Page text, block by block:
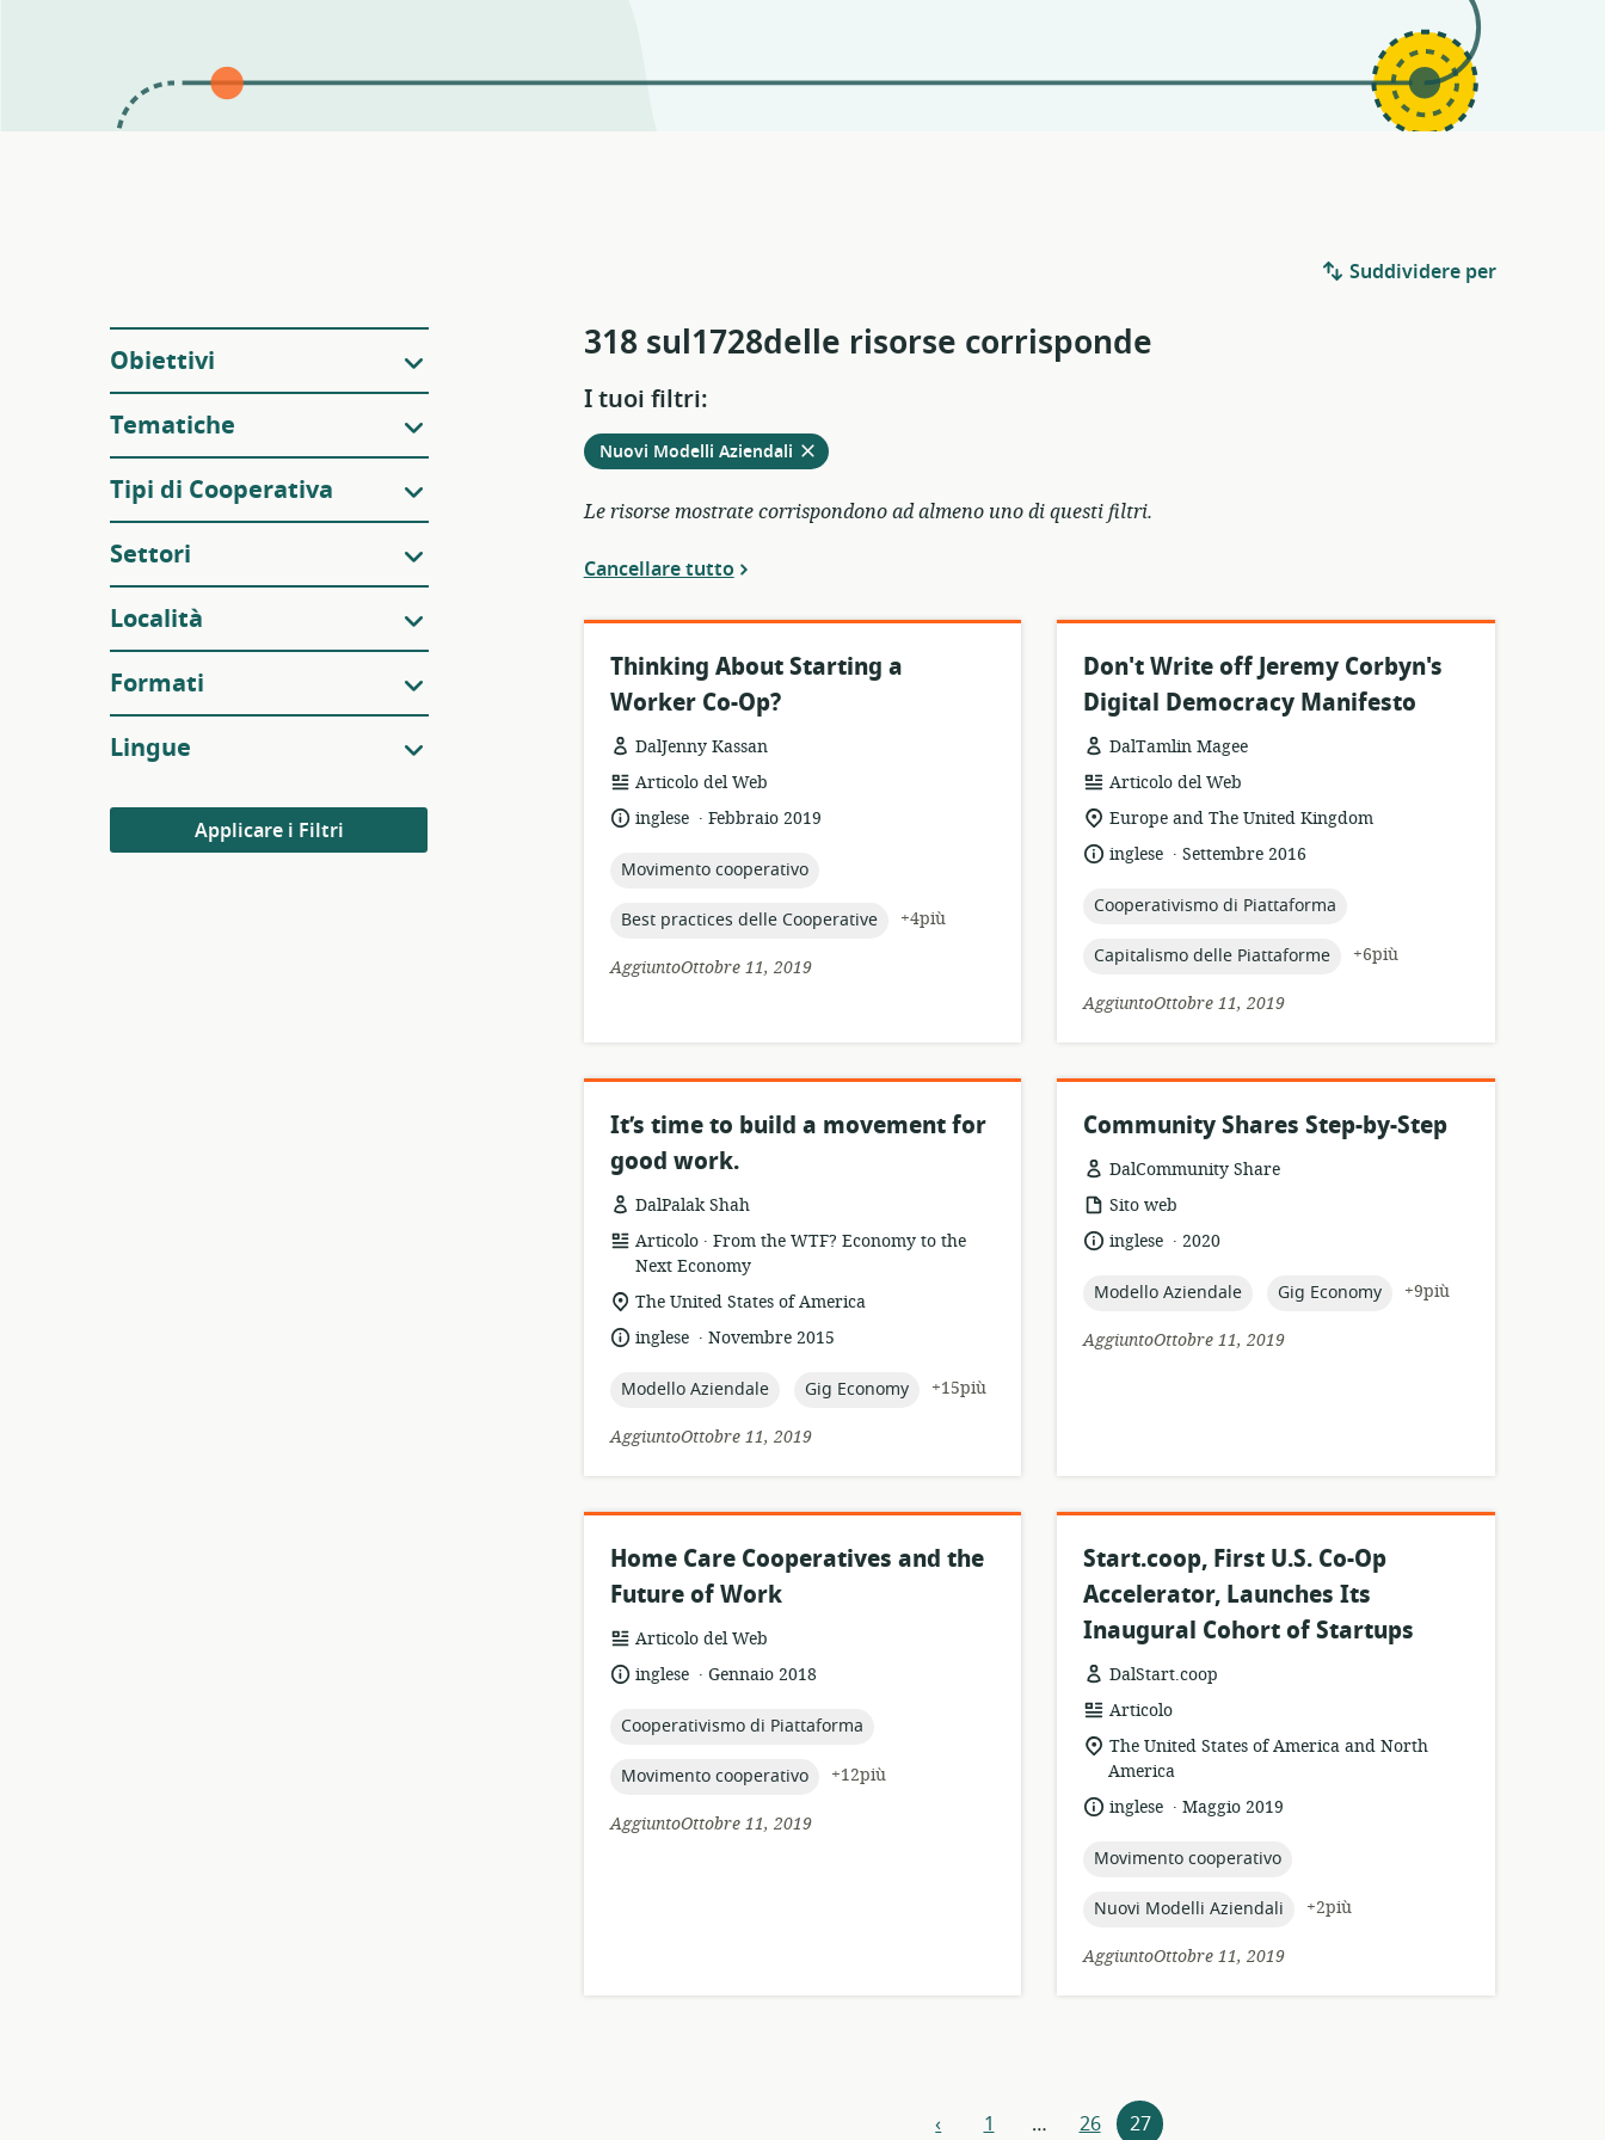
Filtri
Obiettivi
Tematiche
Tipi di Cooperativa
Settori
Località
Formati
Lingue
Applicare i Filtri
Suddividere per
318 sul1728delle risorse corrisponde
I tuoi filtri:
Rimuovere
Nuovi Modelli Aziendalidai
filtri
attivi
Le risorse mostrate corrispondono ad almeno uno di questi filtri.
Cancellare tutto
Thinking About Starting a
Worker Co-Op?
DalJenny Kassan
formato
della
risorsa:
Articolo del Web
lingua:inglese .
data
pubblicazione:
Febbraio 2019
topic:
Movimento cooperativo
topic:
Best practices delle Cooperative
+4più
AggiuntoOttobre 11, 2019
Don't Write off Jeremy Corbyn's
Digital Democracy Manifesto
DalTamlin Magee
formato
della
risorsa:
Articolo del Web
località
di
pertinenza:
Europe and The United Kingdom
lingua:inglese .
data
pubblicazione:
Settembre 2016
topic:
Cooperativismo di Piattaforma
topic:
Capitalismo delle Piattaforme
+6più
AggiuntoOttobre 11, 2019
It’s time to build a movement for
good work.
DalPalak Shah
formato
della
risorsa:
Articolo .
publisher:
From the WTF? Economy to the
Next Economy
località
di
pertinenza:
The United States of America
lingua:inglese .
data
pubblicazione:
Novembre 2015
topic:
Modello Aziendale topic:
Gig Economy
+15più
AggiuntoOttobre 11, 2019
Community Shares Step-by-Step
DalCommunity Share
formato
della
risorsa:
Sito web
lingua:inglese .
data
pubblicazione:
2020
topic:
Modello Aziendale topic:
Gig Economy
+9più
AggiuntoOttobre 11, 2019
Home Care Cooperatives and the
Future of Work
formato
della
risorsa:
Articolo del Web
lingua:inglese .
data
pubblicazione:
Gennaio 2018
topic:
Cooperativismo di Piattaforma
topic:
Movimento cooperativo
+12più
AggiuntoOttobre 11, 2019
Start.coop, First U.S. Co-Op
Accelerator, Launches Its
Inaugural Cohort of Startups
DalStart.coop
formato
della
risorsa:
Articolo
località
di
pertinenza:
The United States of America and North
America
lingua:inglese .
data
pubblicazione:
Maggio 2019
topic:
Movimento cooperativo
topic:
Nuovi Modelli Aziendali
+2più
AggiuntoOttobre 11, 2019
‹precedente
1 … 26 27